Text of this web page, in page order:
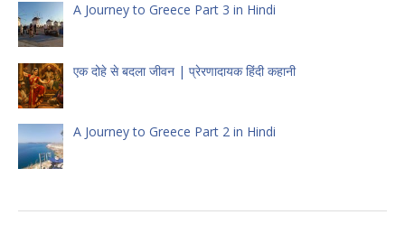
A Journey to Greece Part 3 in Hindi
एक दोहे से बदला जीवन | प्रेरणादायक हिंदी कहानी
A Journey to Greece Part 2 in Hindi